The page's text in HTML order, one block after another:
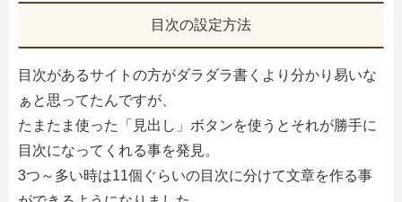
目次の設定方法
目次があるサイトの方がダラダラ書くより分かり易いな
ぁと思ってたんですが、
たまたま使った「見出し」ボタンを使うとそれが勝手に
目次になってくれる事を発見。
3つ～多い時は11個ぐらいの目次に分けて文章を作る事